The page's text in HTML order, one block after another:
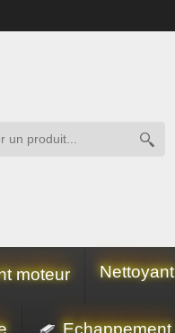
moteur Nettoyant
Echappement